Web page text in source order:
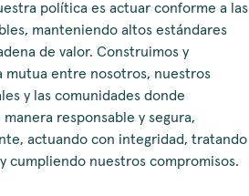
política es actuar conforme a las
manteniendo altos estándares
de valor. Construimos y
mutua entre nosotros, nuestros
y las comunidades donde
responsable y segura,
actuando con integridad, tratando
cumpliendo nuestros compromisos.